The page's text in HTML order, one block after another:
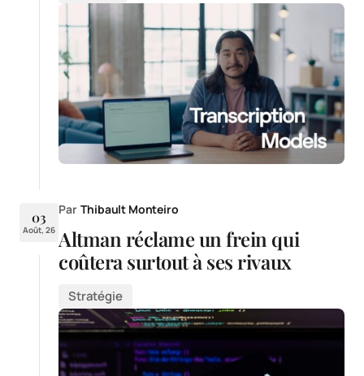
03
Août, 26
Par Thibault Monteiro
Altman réclame un frein qui
coûtera surtout à ses rivaux
Stratégie